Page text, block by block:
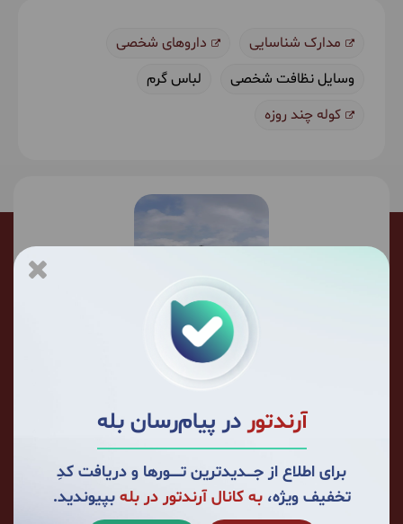
آرندتوردر پیام‌رسان بله
برای اطلاع از جــــدیدترین تــــــورها و دریافت کدِ
تخفیف ویژه،به کانال آرندتور در بله بپیوندید.
مدارک شناسایی
داروهای شخصی
وسایل نظافت شخصی
لباس گرم
کوله چند روزه
احسان رضوانی چمگردانی
برای من باعث افتخاره که سال 1402 آژانس آرندتور را
برای سفر انتخاب کردم و تا الان کلی سفر باحال باهاشون
تجربه کردم. خیلی خیلی خوشحالم که عضو کوچکی از
خانواده دوست داشتنی آرندتور هستم. همیشه و
همیشه آرندتور